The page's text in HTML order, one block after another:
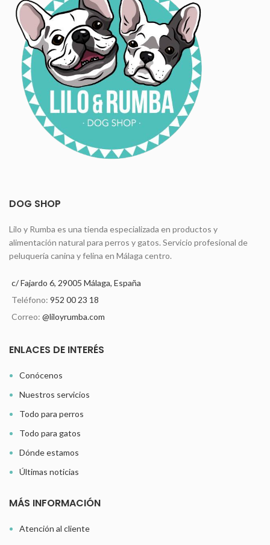
DOG SHOP
Lilo y Rumba es una tienda especializada en productos y
alimentación natural para perros y gatos. Servicio profesional de
peluquería canina y felina en Málaga centro.
c/ Fajardo 6, 29005 Málaga, España
Teléfono: 952 00 23 18
Correo: @liloyrumba.com
ENLACES DE INTERÉS
Conócenos
Nuestros servicios
Todo para perros
Todo para gatos
Dónde estamos
Últimas noticias
MÁS INFORMACIÓN
Atención al cliente